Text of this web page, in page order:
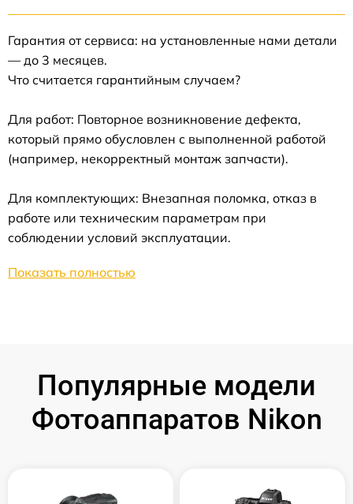
Гарантия от сервиса: на установленные нами детали
— до 3 месяцев.
Что считается гарантийным случаем?
Для работ: Повторное возникновение дефекта,
который прямо обусловлен с выполненной работой
(например, некорректный монтаж запчасти).
Для комплектующих: Внезапная поломка, отказ в
работе или техническим параметрам при
соблюдении условий эксплуатации.
Показать полностью
Популярные модели
Фотоаппаратов Nikon